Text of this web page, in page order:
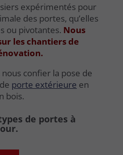
expérimentés pour
des portes, qu’elles
ou pivotantes. Nous
les chantiers de
confier la pose de
porte extérieure en
bois.
de portes à